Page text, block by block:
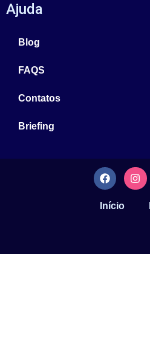
Ajuda
Blog
FAQS
Contatos
Briefing
Início